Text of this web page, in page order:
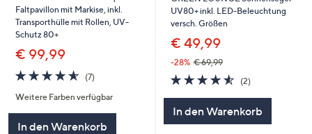
Faltpavillon mit Markise, inkl.
Transporthülle mit Rollen, UV-
Schutz 80+
€ 99,99
4.6
von
5
(7)
Weitere Farben verfügbar
In den Warenkorb
UV80+ inkl. LED-Beleuchtung
versch. Größen
€ 49,99
-28% € 69,99
4.5
von
5
(2)
In den Warenkorb